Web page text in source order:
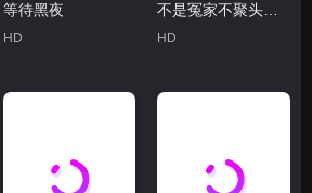
等待黑夜
HD
不是冤家不聚头粤语
HD